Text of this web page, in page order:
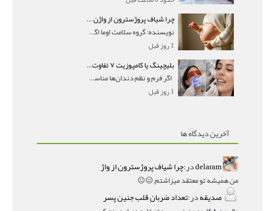
چرا شیاف پروژسترون از واژن بیرون می‌ریزد؟ میزان جذب و زمان صحیح مصرف
نویسنده: گروه سلامت اوما اگر بعد از گذاشتن شیاف پر
1 روز قبل
بلیچینگ یا کامپوزیت ۷ تفاوت مهم برای انتخاب درست
اگر فرم و نظم دندان‌ها مناسب است و مشکل
1 روز قبل
آخرین دیدگاه ها
delaramدر:چرا شیاف پروژسترون از واژ
من همیشه تو معتقد میزاشتم,,😑😐
صدیقهدر:تعداد ضربان قلب جنین پسر